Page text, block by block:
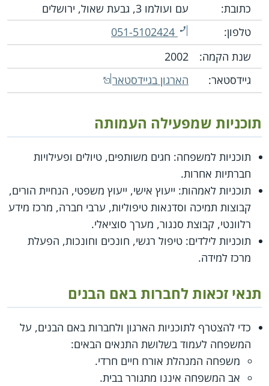
כתובת:
עם ועולמו 3, גבעת שאול, ירושלים
טלפון:
051-5102424
שנת הקמה:
2002
גיידסטאר:
הארגון בגיידסטאר
תוכניות שמפעילה העמותה
תוכניות למשפחה: חגים משותפים, טיולים ופעילויות
חברתיות אחרות.
תוכניות לאמהות: ייעוץ אישי, ייעוץ משפטי, הנחיית הורים,
קבוצות תמיכה וסדנאות טיפוליות, ערבי חברה, מרכז מידע
רלוונטי, קבוצת סנגור, מערך סוציאלי.
תוכניות לילדים: טיפול רגשי, חונכים וחונכות, הפעלת
מרכז למידה.
תנאי זכאות לחברות באם הבנים
כדי להצטרף לתוכניות הארגון ולחברות באם הבנים, על
המשפחה לעמוד בשלושת התנאים הבאים:
משפחה המנהלת אורח חיים חרדי.
אב המשפחה איננו מתגורר בבית.